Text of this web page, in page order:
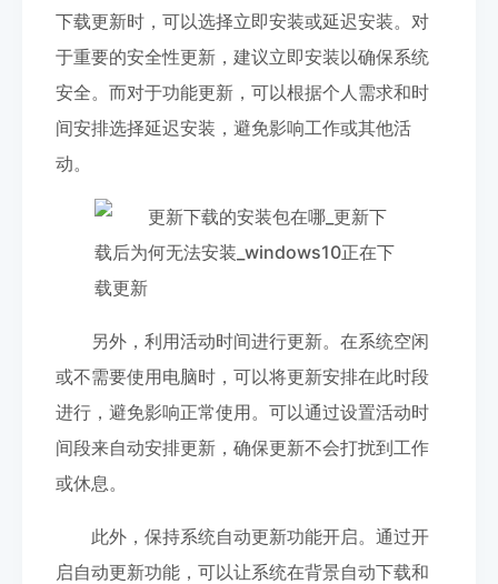
下载更新时，可以选择立即安装或延迟安装。对
于重要的安全性更新，建议立即安装以确保系统
安全。而对于功能更新，可以根据个人需求和时
间安排选择延迟安装，避免影响工作或其他活
动。
另外，利用活动时间进行更新。在系统空闲
或不需要使用电脑时，可以将更新安排在此时段
进行，避免影响正常使用。可以通过设置活动时
间段来自动安排更新，确保更新不会打扰到工作
或休息。
此外，保持系统自动更新功能开启。通过开
启自动更新功能，可以让系统在背景自动下载和